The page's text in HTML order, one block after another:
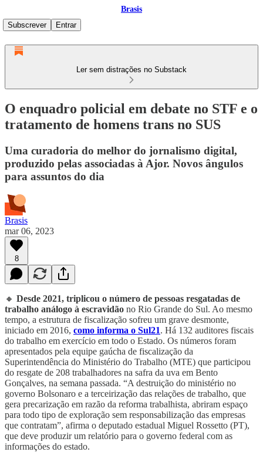
Brasis
Subscrever
Entrar
Ler sem distrações no Substack
O enquadro policial em debate no STF e o
tratamento de homens trans no SUS
Uma curadoria do melhor do jornalismo digital,
produzido pelas associadas à Ajor. Novos ângulos
para assuntos do dia
Brasis
mar 06, 2023
8
🔸 Desde 2021, triplicou o número de pessoas resgatadas de
trabalho análogo à escravidão no Rio Grande do Sul. Ao mesmo
tempo, a estrutura de fiscalização sofreu um grave desmonte,
iniciado em 2016, como informa o Sul21. Há 132 auditores fiscais
do trabalho em exercício em todo o Estado. Os números foram
apresentados pela equipe gaúcha de fiscalização da
Superintendência do Ministério do Trabalho (MTE) que participou
do resgate de 208 trabalhadores na safra da uva em Bento
Gonçalves, na semana passada. “A destruição do ministério no
governo Bolsonaro e a terceirização das relações de trabalho, que
gera precarização em razão da reforma trabalhista, abriram espaço
para todo tipo de exploração sem responsabilização das empresas
que contratam”, afirma o deputado estadual Miguel Rossetto (PT),
que deve produzir um relatório para o governo federal com as
informações do estado.